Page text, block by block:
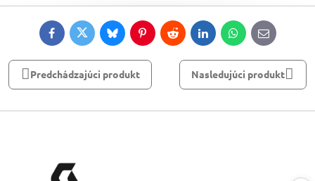
FacebookTwitterBlueskyPinterestRedditLinkedInWhatsApp
E-
mail
Predchádzajúci produkt Nasledujúci produkt